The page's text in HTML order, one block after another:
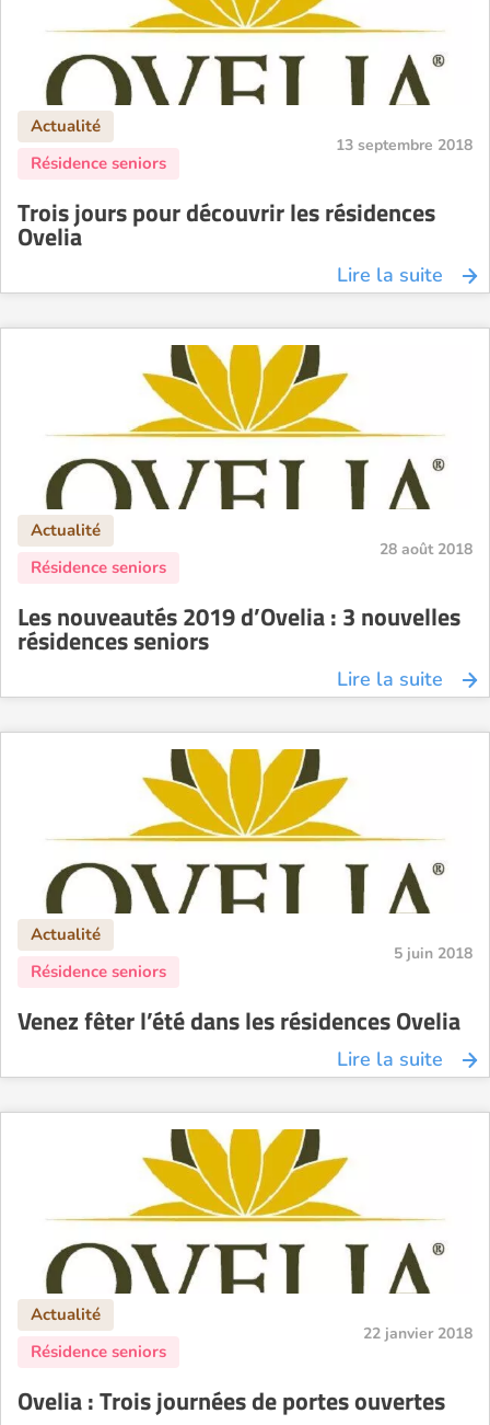
13 septembre 2018
Trois jours pour découvrir les résidences
Ovelia
Lire la suite
28 août 2018
Les nouveautés 2019 d’Ovelia : 3 nouvelles
résidences seniors
Lire la suite
5 juin 2018
Venez fêter l’été dans les résidences Ovelia
Lire la suite
22 janvier 2018
Ovelia : Trois journées de portes ouvertes